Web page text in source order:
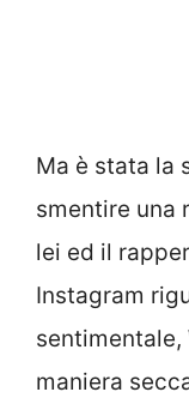
Ma è stata la
smentire una
lei ed il
Instagram
sentimentale,
maniera